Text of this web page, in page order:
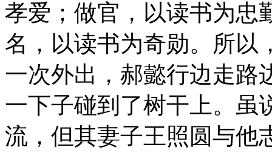
孝爱；做官，以读书为忠
名，以读书为奇勋。所以
一次外出，郝懿行边走路
一下子碰到了树干上。虽
流，但其妻子王照圆与他